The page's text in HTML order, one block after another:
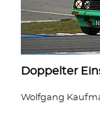
Doppelter
Wolfgang